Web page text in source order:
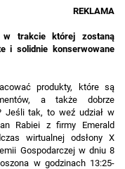
REKLAMA
w trakcie której zostaną
i solidnie konserwowane
produkty, które są
a także dobrze
Jeśli tak, to weź udział w
Rabiei z firmy Emerald
wirtualnej odsłony X
Gospodarczej w dniu 8
w godzinach 13:25-